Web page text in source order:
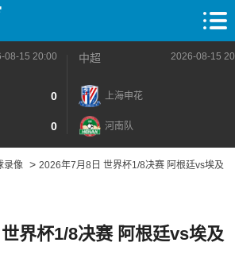
08-15 20:00
0
0
中超 2026-08-15
上海申花
河南队
录像 > 2026年7月8日 世界杯1/8决赛 阿根廷vs埃及
界杯1/8决赛 阿根廷vs埃及